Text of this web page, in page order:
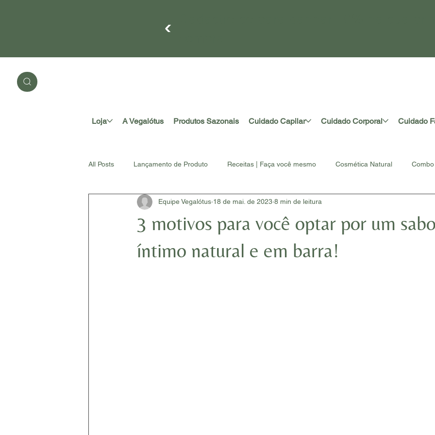
Loja A Vegalótus Produtos Sazonais Cuidado Capilar Cuidado Corporal Cuidado
All Posts Lançamento de Produto Receitas | Faça você mesmo Cosmética Natural
#somosnatureza Acessório Artesanal
3 motivos para você optar por um
íntimo natural e em barra!
Equipe Vegalótus 18 de mai. de 2023 8 min de leitura